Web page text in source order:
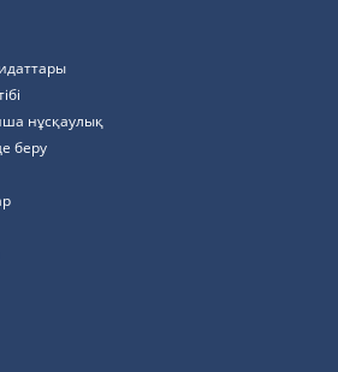
нұсқаулық
беру